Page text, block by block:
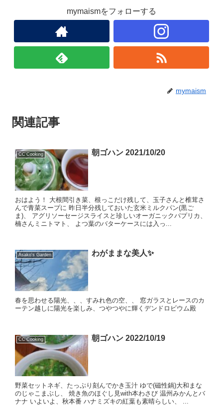
mymaismをフォローする
mymaism
関連記事
CC'Cooking 朝ゴハン 2021/10/20
おはよう！ 大根間引き菜、根っこだけ残して、玉子さんと椎茸さ
んで青菜スープに 昨日半分残しておいた玄米ミルクパン(黒ご
ま)、 アグリソーセージスライスと珍しいオーガニックパプリカ、
楠さんミニトマト、 よつ葉のバターケースには入っ...
Asako's Garden わがままな美人✨
春を思わせる陽光、、、すみれ色の空、、 窓ガラスとレースのカ
ーテン越しに陽光を楽しみ、つやつやに輝くデンドロビウム殿
CC'Cooking 朝ゴハン 2022/10/19
野菜セットネギ、たっぷり刻んでかき玉汁 ゆで(磁性鍋)大和まな
のじゃこまぶし、 焼き魚のほぐし見with本わさび 温州みかんとバ
ナナ いよいよ、秋本番 ハナミズキの紅葉も素晴らしい、 ...